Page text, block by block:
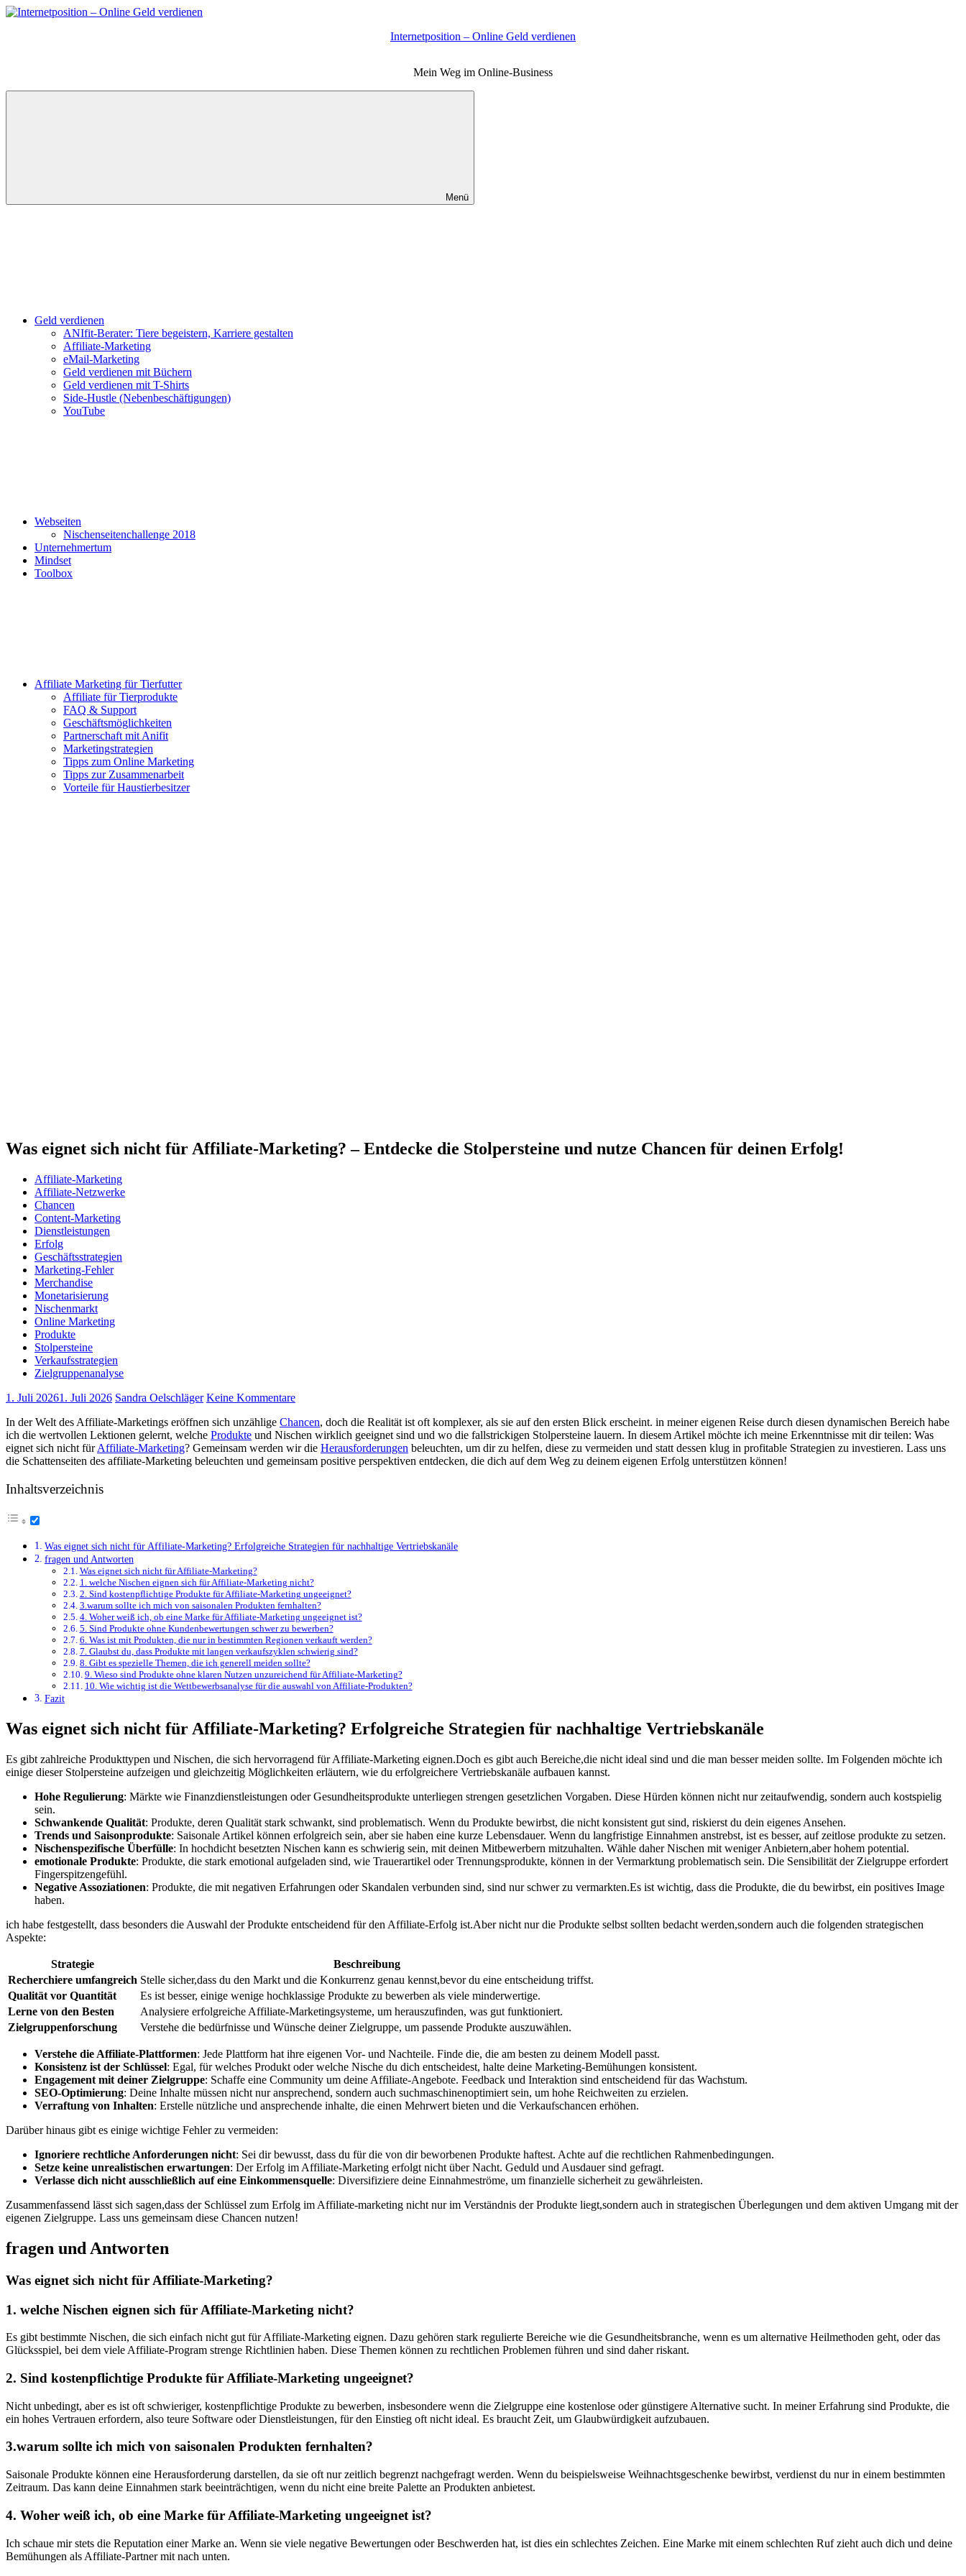
Zum
Internetposition – Online Geld verdienen
Mein Weg im Online-Business
Menü
Geld verdienen
ANIfit-Berater: Tiere begeistern, Karriere gestalten
Affiliate-Marketing
eMail-Marketing
Geld verdienen mit Büchern
Geld verdienen mit T-Shirts
Side-Hustle (Nebenbeschäftigungen)
YouTube
Webseiten
Nischenseitenchallenge 2018
Unternehmertum
Mindset
Toolbox
Affiliate Marketing für Tierfutter
Affiliate für Tierprodukte
FAQ & Support
Geschäftsmöglichkeiten
Partnerschaft mit Anifit
Marketingstrategien
Tipps zum Online Marketing
Tipps zur Zusammenarbeit
Vorteile für Haustierbesitzer
Was eignet sich nicht für Affiliate-Marketing? – Entdecke die Stolpersteine und nutze Chancen für deinen Erfolg!
Affiliate-Marketing
Affiliate-Netzwerke
Chancen
Content-Marketing
Dienstleistungen
Erfolg
Geschäftsstrategien
Marketing-Fehler
Merchandise
Monetarisierung
Nischenmarkt
Online Marketing
Produkte
Stolpersteine
Verkaufsstrategien
Zielgruppenanalyse
1. Juli 20261. Juli 2026 Sandra Oelschläger Keine Kommentare
In der ‌Welt des⁤ Affiliate-Marketings ⁣eröffnen sich ‍unzählige Chancen, doch die ‍Realität ist⁣ oft komplexer, als⁣ sie auf den ersten Blick ⁢erscheint. in ‌meiner eigenen Reise durch diesen ⁤dynamischen Bereich habe
ich die wertvollen Lektionen gelernt, ⁤welche Produkte ​ und Nischen wirklich geeignet​ sind⁤ und wo die fallstrickigen Stolpersteine lauern. In diesem⁣ Artikel möchte ich meine Erkenntnisse mit dir teilen: Was
‌eignet sich nicht fürAffiliate-Marketing? Gemeinsam werden wir die Herausforderungen beleuchten, um dir zu helfen,⁤ diese ⁤zu vermeiden und statt dessen klug in profitable Strategien zu investieren. Lass ‍uns
die Schattenseiten des affiliate-Marketing beleuchten und gemeinsam positive perspektiven entdecken, die dich auf dem Weg zu deinem eigenen Erfolg unterstützen können!
Inhaltsverzeichnis
Was eignet ​sich nicht für Affiliate-Marketing? Erfolgreiche Strategien für nachhaltige ‍Vertriebskanäle
fragen und Antworten
Was eignet sich nicht für ⁤Affiliate-Marketing?
1. welche Nischen eignen sich für Affiliate-Marketing nicht?
2. Sind kostenpflichtige Produkte für Affiliate-Marketing⁣ ungeeignet?
3.warum sollte ich mich von saisonalen Produkten fernhalten?
4.‌ Woher⁢ weiß ⁣ich, ob eine Marke für Affiliate-Marketing ungeeignet ist?
5. Sind Produkte ohne ⁢Kundenbewertungen schwer zu bewerben?
6. Was ist mit​ Produkten, die nur in bestimmten Regionen verkauft werden?
7. Glaubst du, dass Produkte mit langen verkaufszyklen schwierig sind?
8. Gibt es spezielle Themen, die ich generell⁤ meiden⁤ sollte?
9. ‌Wieso sind Produkte ohne klaren ‍Nutzen unzureichend für Affiliate-Marketing?
10. Wie⁤ wichtig ist​ die⁤ Wettbewerbsanalyse für die auswahl⁢ von Affiliate-Produkten?
Fazit
Was eignet ​sich nicht für Affiliate-Marketing? Erfolgreiche Strategien für nachhaltige ‍Vertriebskanäle
Es gibt ⁣zahlreiche ⁣Produkttypen und Nischen, die sich hervorragend‌ für Affiliate-Marketing ​eignen.Doch es gibt auch Bereiche,die ​nicht‍ ideal ​sind und ⁣die man besser meiden sollte. Im Folgenden möchte ich
‌einige dieser Stolpersteine aufzeigen ⁣und gleichzeitig Möglichkeiten erläutern, wie du erfolgreichere ‌Vertriebskanäle aufbauen‍ kannst.
Hohe Regulierung: Märkte wie Finanzdienstleistungen oder Gesundheitsprodukte unterliegen​ strengen gesetzlichen⁢ Vorgaben. Diese Hürden können nicht ⁢nur ⁣zeitaufwendig, sondern auch kostspielig
sein.
Schwankende Qualität: Produkte, deren Qualität⁣ stark schwankt, ‌sind problematisch. Wenn du Produkte bewirbst, die nicht konsistent gut sind, ⁤riskierst du⁣ dein eigenes Ansehen.
Trends und Saisonprodukte: Saisonale⁤ Artikel können erfolgreich sein, aber​ sie haben eine kurze ‍Lebensdauer. Wenn du langfristige Einnahmen‌ anstrebst,⁣ ist es besser, auf zeitlose produkte zu setzen.
Nischenspezifische Überfülle: In hochdicht besetzten Nischen kann‌ es schwierig sein, mit deinen Mitbewerbern mitzuhalten. ‌Wähle daher Nischen ‌mit weniger⁤ Anbietern,aber hohem potential.
emotionale ‍Produkte: Produkte, die stark emotional aufgeladen sind,​ wie Trauerartikel oder Trennungsprodukte, ‍können ​in der Vermarktung problematisch​ sein. Die Sensibilität ‍der Zielgruppe ​erfordert
Fingerspitzengefühl.
Negative ​Assoziationen: Produkte, die mit⁢ negativen Erfahrungen oder​ Skandalen verbunden sind, sind nur schwer zu‌ vermarkten.Es ​ist wichtig, dass die Produkte, ‌die du​ bewirbst, ein⁣ positives Image⁣
haben.
ich ​habe⁤ festgestellt, dass besonders die Auswahl der Produkte​ entscheidend für den Affiliate-Erfolg ist.Aber nicht nur die⁤ Produkte⁤ selbst sollten bedacht werden,sondern auch die folgenden ⁣strategischen
Aspekte:
Strategie
Beschreibung
Recherchiere umfangreich Stelle sicher,dass du⁣ den Markt⁤ und ‍die Konkurrenz genau ⁢kennst,bevor du eine ‍entscheidung triffst.
Qualität vor Quantität
Es ist besser,‍ einige ⁣wenige ​hochklassige Produkte ⁣zu bewerben als viele minderwertige.
Lerne von den Besten
Analysiere erfolgreiche Affiliate-Marketingsysteme, um herauszufinden, was gut⁤ funktioniert.
Zielgruppenforschung
Verstehe ‍die bedürfnisse und ⁤Wünsche deiner Zielgruppe, ‌um passende Produkte auszuwählen.
Verstehe die Affiliate-Plattformen: Jede ⁣Plattform⁤ hat ihre‍ eigenen Vor- und ‍Nachteile. Finde die,‍ die am besten zu ​deinem Modell ⁢passt.
Konsistenz​ ist⁣ der Schlüssel: Egal, für‌ welches‍ Produkt oder ‍welche Nische du‍ dich‍ entscheidest, halte deine‍ Marketing-Bemühungen‍ konsistent.
Engagement‍ mit deiner Zielgruppe: ⁣Schaffe eine Community um deine Affiliate-Angebote. Feedback und Interaktion sind entscheidend für das Wachstum.
SEO-Optimierung: Deine Inhalte müssen‍ nicht nur ansprechend, sondern auch suchmaschinenoptimiert sein, um hohe Reichweiten zu erzielen.
Verraftung von Inhalten: Erstelle nützliche und ansprechende inhalte,‍ die einen Mehrwert bieten ⁢und die Verkaufschancen erhöhen.
Darüber hinaus gibt es einige wichtige Fehler zu⁤ vermeiden:
Ignoriere rechtliche Anforderungen nicht:‌ Sei​ dir bewusst, dass​ du für die von dir beworbenen Produkte haftest.‍ Achte auf ⁤die rechtlichen⁣ Rahmenbedingungen.
Setze keine unrealistischen erwartungen: Der Erfolg im Affiliate-Marketing erfolgt nicht über Nacht. Geduld und Ausdauer ‍sind gefragt.
Verlasse dich nicht ausschließlich auf eine Einkommensquelle: Diversifiziere ​deine⁢ Einnahmeströme, um finanzielle sicherheit⁢ zu gewährleisten.
Zusammenfassend lässt sich sagen,dass ⁣der Schlüssel zum Erfolg im Affiliate-marketing nicht nur im Verständnis der Produkte⁣ liegt,sondern auch in strategischen Überlegungen und dem aktiven Umgang mit ⁣der
eigenen Zielgruppe. Lass uns gemeinsam diese Chancen nutzen!
fragen und Antworten
Was eignet sich nicht für ⁤Affiliate-Marketing?
1. welche Nischen eignen sich für Affiliate-Marketing nicht?
Es gibt‌ bestimmte Nischen, die sich einfach nicht gut für ⁢Affiliate-Marketing eignen. Dazu gehören stark regulierte Bereiche wie die Gesundheitsbranche, wenn es⁤ um alternative‍ Heilmethoden geht, ​oder das
Glücksspiel, bei dem viele Affiliate-Program strenge Richtlinien haben. Diese ‍Themen können zu​ rechtlichen Problemen führen und sind daher riskant.
2. Sind kostenpflichtige Produkte für Affiliate-Marketing⁣ ungeeignet?
Nicht unbedingt, aber es ist ⁣oft schwieriger, ⁢kostenpflichtige⁢ Produkte zu bewerben, insbesondere⁢ wenn die Zielgruppe eine kostenlose oder günstigere Alternative sucht. In meiner Erfahrung sind Produkte, die
ein⁤ hohes Vertrauen ‍erfordern, also teure Software oder Dienstleistungen, ‌für den Einstieg oft nicht ideal. ​Es ‍braucht Zeit, ⁣um Glaubwürdigkeit aufzubauen.
3.warum sollte ich mich von saisonalen Produkten fernhalten?
Saisonale Produkte können eine​ Herausforderung ​darstellen, da ⁣sie oft​ nur zeitlich begrenzt nachgefragt werden. Wenn du beispielsweise Weihnachtsgeschenke ⁣bewirbst, verdienst du ‍nur in einem bestimmten
Zeitraum. Das⁤ kann deine Einnahmen stark‌ beeinträchtigen, wenn du nicht eine breite Palette an Produkten anbietest.
4.‌ Woher⁢ weiß ⁣ich, ob eine Marke für Affiliate-Marketing ungeeignet ist?
Ich schaue mir stets die Reputation einer Marke ⁢an. Wenn sie viele​ negative Bewertungen oder Beschwerden hat, ist dies⁣ ein ​schlechtes ⁤Zeichen.‍ Eine⁤ Marke mit einem schlechten Ruf zieht auch​ dich und deine
Bemühungen als Affiliate-Partner mit nach unten.